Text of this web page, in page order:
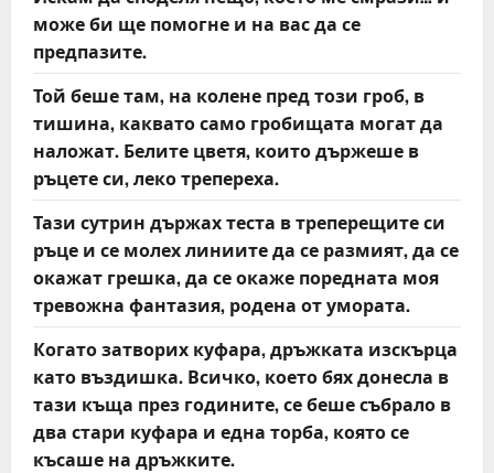
може би ще помогне и на вас да се
предпазите.
Той беше там, на колене пред този гроб, в
тишина, каквато само гробищата могат да
наложат. Белите цветя, които държеше в
ръцете си, леко трепереха.
Тази сутрин държах теста в треперещите си
ръце и се молех линиите да се размият, да се
окажат грешка, да се окаже поредната моя
тревожна фантазия, родена от умората.
Когато затворих куфара, дръжката изскърца
като въздишка. Всичко, което бях донесла в
тази къща през годините, се беше събрало в
два стари куфара и една торба, която се
късаше на дръжките.